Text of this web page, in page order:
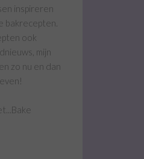
inspireren
bakrecepten.
ook
mijn
zo nu en dan